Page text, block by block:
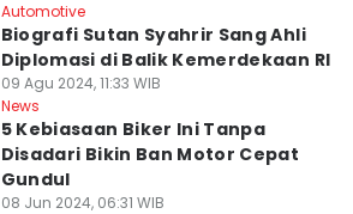
Automotive
Biografi Sutan Syahrir Sang Ahli
Diplomasi di Balik Kemerdekaan RI
09 Agu 2024, 11:33 WIB
News
5 Kebiasaan Biker Ini Tanpa
Disadari Bikin Ban Motor Cepat
Gundul
08 Jun 2024, 06:31 WIB